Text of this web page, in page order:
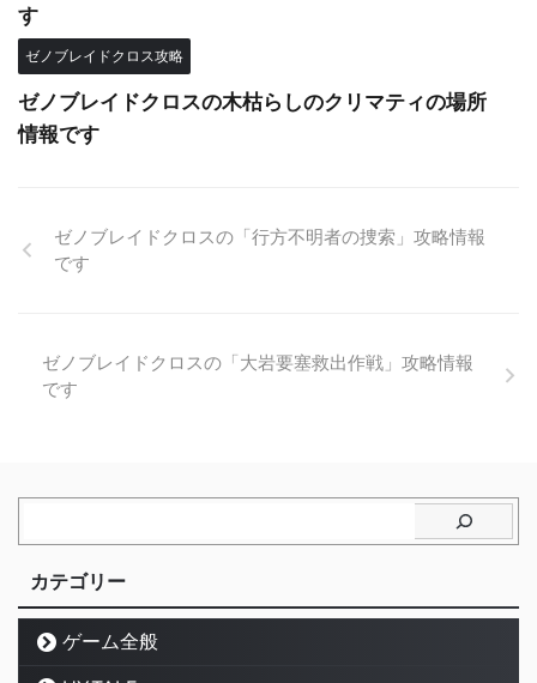
す
ゼノブレイドクロス攻略
ゼノブレイドクロスの木枯らしのクリマティの場所
情報です
ゼノブレイドクロスの「行方不明者の捜索」攻略情報
です
ゼノブレイドクロスの「大岩要塞救出作戦」攻略情報
です
カテゴリー
ゲーム全般